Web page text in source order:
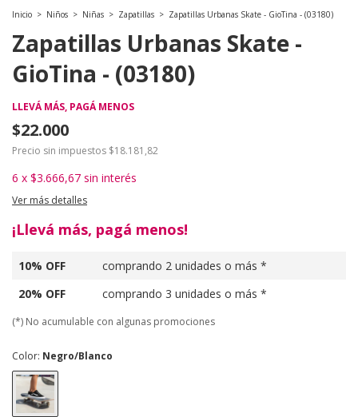
Inicio > Niños > Niñas > Zapatillas > Zapatillas Urbanas Skate - GioTina - (03180)
Zapatillas Urbanas Skate -
GioTina - (03180)
LLEVÁ MÁS, PAGÁ MENOS
$22.000
Precio sin impuestos $18.181,82
6 x $3.666,67 sin interés
Ver más detalles
¡Llevá más, pagá menos!
10% OFF
comprando 2 unidades o más *
20% OFF
comprando 3 unidades o más *
(*) No acumulable con algunas promociones
Color: Negro/Blanco